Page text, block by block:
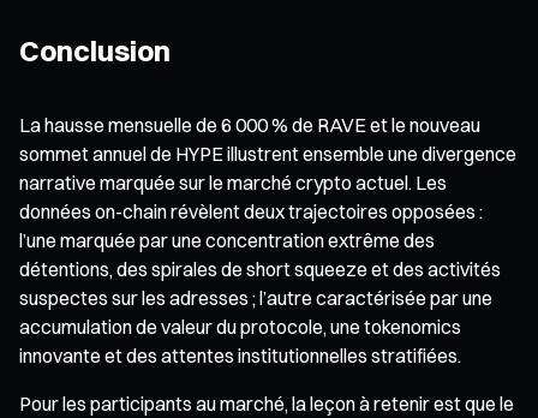
Conclusion
La hausse mensuelle de 6 000 % de RAVE et le nouveau
sommet annuel de HYPE illustrent ensemble une divergence
narrative marquée sur le marché crypto actuel. Les
données on-chain révèlent deux trajectoires opposées :
l’une marquée par une concentration extrême des
détentions, des spirales de short squeeze et des activités
suspectes sur les adresses ; l’autre caractérisée par une
accumulation de valeur du protocole, une tokenomics
innovante et des attentes institutionnelles stratifiées.
Pour les participants au marché, la leçon à retenir est que le